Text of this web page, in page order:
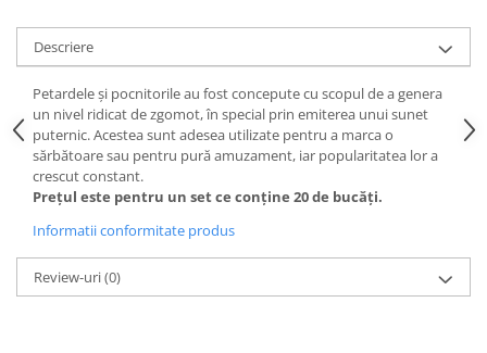
Descriere
Petardele și pocnitorile au fost concepute cu scopul de a genera
un nivel ridicat de zgomot, în special prin emiterea unui sunet
puternic. Acestea sunt adesea utilizate pentru a marca o
sărbătoare sau pentru pură amuzament, iar popularitatea lor a
crescut constant.
Prețul este pentru un set ce conține 20 de bucăți.
Informatii conformitate produs
Review-uri(0)